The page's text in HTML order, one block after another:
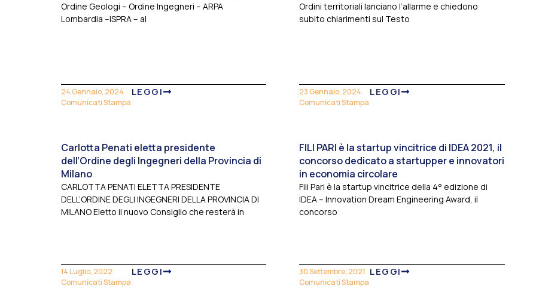
Ordine Geologi – Ordine Ingegneri – ARPA
Lombardia –ISPRA – al
24 Gennaio, 2024
Comunicati Stampa
LEGGI
Ordini territoriali lanciano l’allarme e chiedono
subito chiarimenti sul Testo
23 Gennaio, 2024
Comunicati Stampa
LEGGI
Carlotta Penati eletta presidente
dell’Ordine degli Ingegneri della Provincia di
Milano
CARLOTTA PENATI ELETTA PRESIDENTE
DELL’ORDINE DEGLI INGEGNERI DELLA PROVINCIA DI
MILANO Eletto il nuovo Consiglio che resterà in
14 Luglio, 2022
Comunicati Stampa
LEGGI
FILI PARI è la startup vincitrice di IDEA 2021, il
concorso dedicato a startupper e innovatori
in economia circolare
Fili Pari è la startup vincitrice della 4° edizione di
IDEA – Innovation Dream Engineering Award, il
concorso
30 Settembre, 2021
Comunicati Stampa
LEGGI